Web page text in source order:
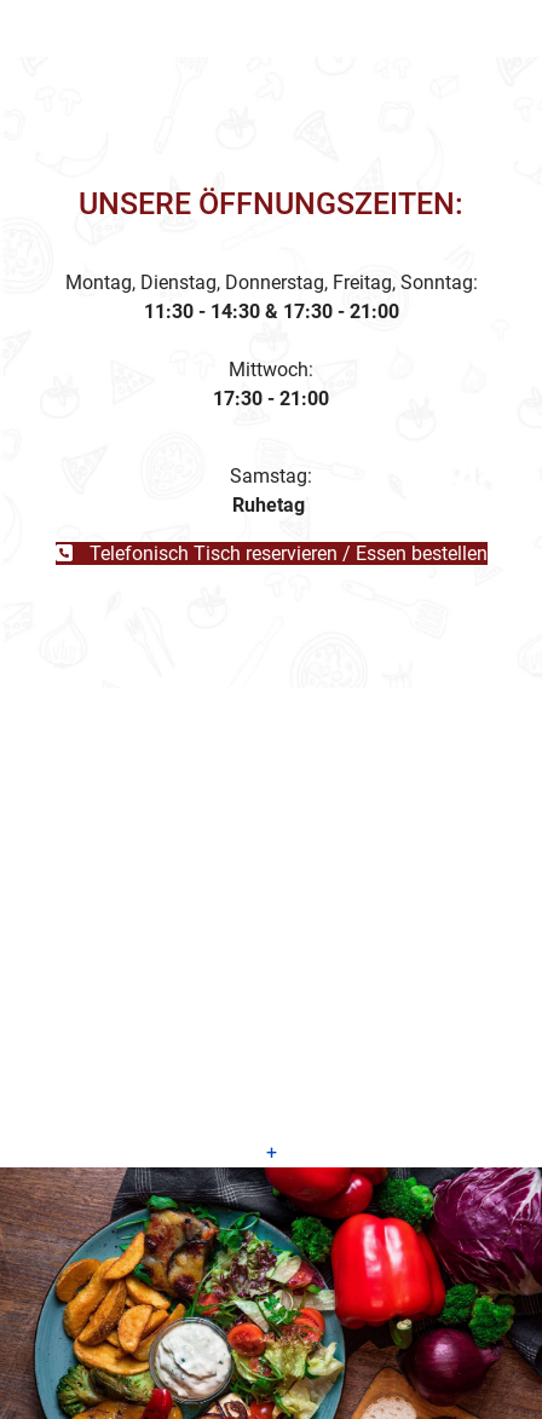
UNSERE ÖFFNUNGSZEITEN:
Montag, Dienstag, Donnerstag, Freitag, Sonntag:
11:30 - 14:30 & 17:30 - 21:00
Mittwoch:
17:30 - 21:00
Samstag:
Ruhetag
Telefonisch Tisch reservieren / Essen bestellen
+